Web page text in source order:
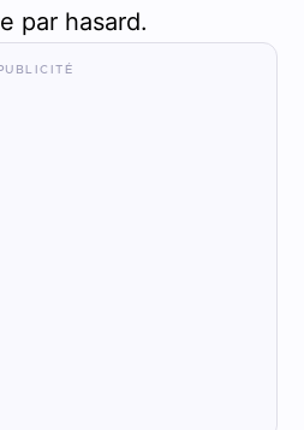
par hasard.